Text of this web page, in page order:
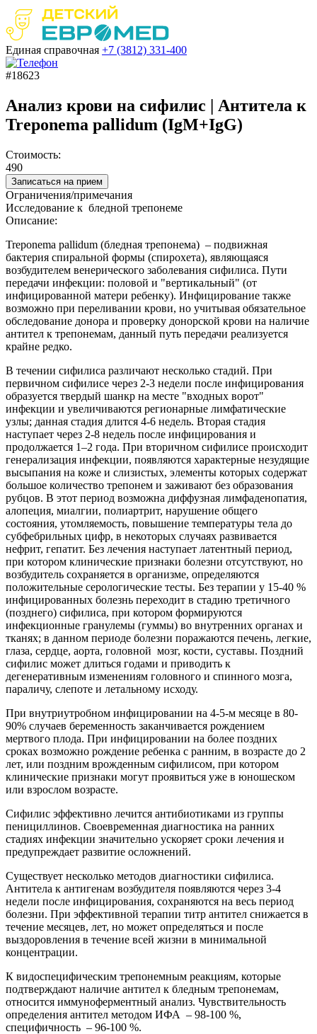
Единая справочная +7 (3812) 331-400
#18623
Анализ крови на сифилис | Антитела к
Treponema pallidum (IgM+IgG)
Стоимость:
490
Записаться на прием
Ограничения/примечания
Исследование к бледной трепонеме
Описание:
Treponema pallidum (бледная трепонема) – подвижная
бактерия спиральной формы (спирохета), являющаяся
возбудителем венерического заболевания сифилиса. Пути
передачи инфекции: половой и "вертикальный" (от
инфицированной матери ребенку). Инфицирование также
возможно при переливании крови, но учитывая обязательное
обследование донора и проверку донорской крови на наличие
антител к трепонемам, данный путь передачи реализуется
крайне редко.
В течении сифилиса различают несколько стадий. При
первичном сифилисе через 2-3 недели после инфицирования
образуется твердый шанкр на месте "входных ворот"
инфекции и увеличиваются регионарные лимфатические
узлы; данная стадия длится 4-6 недель. Вторая стадия
наступает через 2-8 недель после инфицирования и
продолжается 1–2 года. При вторичном сифилисе происходит
генерализация инфекции, появляются характерные незудящие
высыпания на коже и слизистых, элементы которых содержат
большое количество трепонем и заживают без образования
рубцов. В этот период возможна диффузная лимфаденопатия,
алопеция, миалгии, полиартрит, нарушение общего
состояния, утомляемость, повышение температуры тела до
субфебрильных цифр, в некоторых случаях развивается
нефрит, гепатит. Без лечения наступает латентный период,
при котором клинические признаки болезни отсутствуют, но
возбудитель сохраняется в организме, определяются
положительные серологические тесты. Без терапии у 15-40 %
инфицированных болезнь переходит в стадию третичного
(позднего) сифилиса, при котором формируются
инфекционные гранулемы (гуммы) во внутренних органах и
тканях; в данном периоде болезни поражаются печень, легкие,
глаза, сердце, аорта, головной мозг, кости, суставы. Поздний
сифилис может длиться годами и приводить к
дегенеративным изменениям головного и спинного мозга,
параличу, слепоте и летальному исходу.
При внутриутробном инфицировании на 4-5-м месяце в 80-
90% случаев беременность заканчивается рождением
мертвого плода. При инфицировании на более поздних
сроках возможно рождение ребенка с ранним, в возрасте до 2
лет, или поздним врожденным сифилисом, при котором
клинические признаки могут проявиться уже в юношеском
или взрослом возрасте.
Сифилис эффективно лечится антибиотиками из группы
пенициллинов. Своевременная диагностика на ранних
стадиях инфекции значительно ускоряет сроки лечения и
предупреждает развитие осложнений.
Существует несколько методов диагностики сифилиса.
Антитела к антигенам возбудителя появляются через 3-4
недели после инфицирования, сохраняются на весь период
болезни. При эффективной терапии титр антител снижается в
течение месяцев, лет, но может определяться и после
выздоровления в течение всей жизни в минимальной
концентрации.
К видоспецифическим трепонемным реакциям, которые
подтверждают наличие антител к бледным трепонемам,
относится иммуноферментный анализ. Чувствительность
определения антител методом ИФА – 98-100 %,
специфичность – 96-100 %.